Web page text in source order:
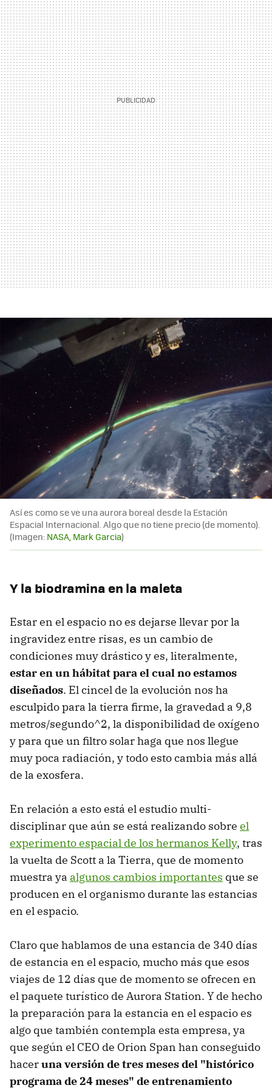
Así es como se ve una aurora boreal desde la Estación
Espacial Internacional. Algo que no tiene precio (de momento).
(Imagen: NASA, Mark Garcia)
Y la biodramina en la maleta
Estar en el espacio no es dejarse llevar por la
ingravidez entre risas, es un cambio de
condiciones muy drástico y es, literalmente,
estar en un hábitat para el cual no estamos
diseñados. El cincel de la evolución nos ha
esculpido para la tierra firme, la gravedad a 9,8
metros/segundo^2, la disponibilidad de oxígeno
y para que un filtro solar haga que nos llegue
muy poca radiación, y todo esto cambia más allá
de la exosfera.
En relación a esto está el estudio multi-
disciplinar que aún se está realizando sobre el
experimento espacial de los hermanos Kelly, tras
la vuelta de Scott a la Tierra, que de momento
muestra ya algunos cambios importantes que se
producen en el organismo durante las estancias
en el espacio.
Claro que hablamos de una estancia de 340 días
de estancia en el espacio, mucho más que esos
viajes de 12 días que de momento se ofrecen en
el paquete turístico de Aurora Station. Y de hecho
la preparación para la estancia en el espacio es
algo que también contempla esta empresa, ya
que según el CEO de Orion Span han conseguido
haceruna versión de tres meses del "histórico
programa de 24 meses" de entrenamiento